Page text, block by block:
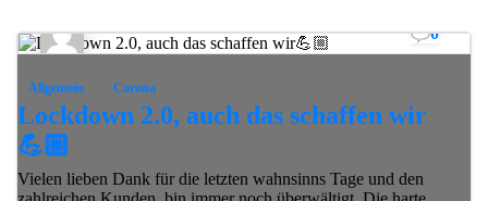
0
Allgemein Corona
Lockdown 2.0, auch das schaffen wir
💪🏼
Vielen lieben Dank für die letzten wahnsinns Tage und den